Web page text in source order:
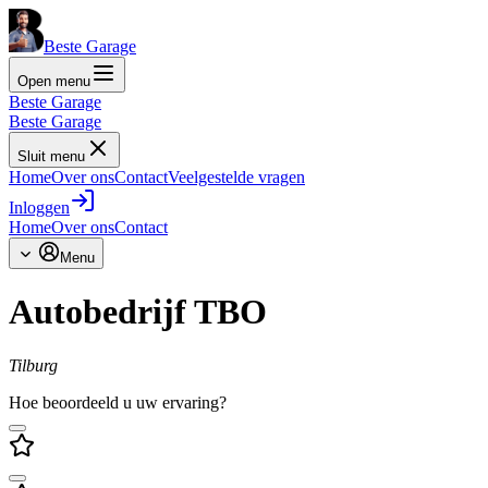
Beste Garage
Open menu
Beste Garage
Beste Garage
Sluit menu
HomeOver onsContactVeelgestelde vragen
Inloggen
HomeOver onsContact
Menu
Autobedrijf TBO
Tilburg
Hoe beoordeeld u uw ervaring?